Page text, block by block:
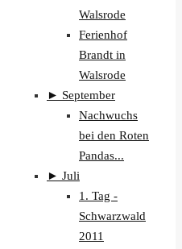
Walsrode
Ferienhof
Brandt in
Walsrode
► September
Nachwuchs
bei den Roten
Pandas...
► Juli
1. Tag -
Schwarzwald
2011